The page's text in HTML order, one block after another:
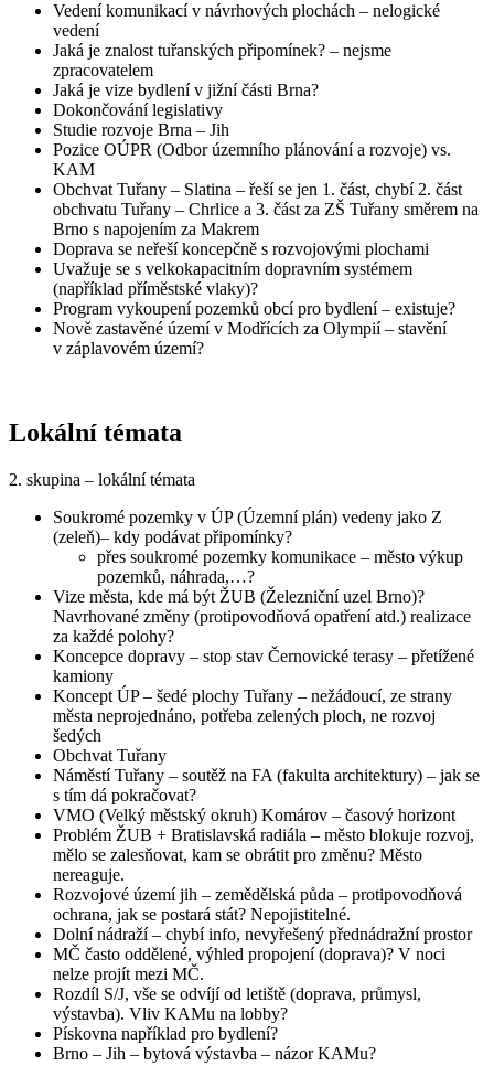
Vedení komunikací v návrhových plochách – nelogické
vedení
Jaká je znalost tuřanských připomínek? – nejsme
zpracovatelem
Jaká je vize bydlení v jižní části Brna?
Dokončování legislativy
Studie rozvoje Brna – Jih
Pozice OÚPR (Odbor územního plánování a rozvoje) vs.
KAM
Obchvat Tuřany – Slatina – řeší se jen 1. část, chybí 2. část
obchvatu Tuřany – Chrlice a 3. část za ZŠ Tuřany směrem na
Brno s napojením za Makrem
Doprava se neřeší koncepčně s rozvojovými plochami
Uvažuje se s velkokapacitním dopravním systémem
(například příměstské vlaky)?
Program vykoupení pozemků obcí pro bydlení – existuje?
Nově zastavěné území v Modřících za Olympií – stavění
v záplavovém území?
Lokální témata
2. skupina – lokální témata
Soukromé pozemky v ÚP (Územní plán) vedeny jako Z
(zeleň)– kdy podávat připomínky?
přes soukromé pozemky komunikace – město výkup
pozemků, náhrada,…?
Vize města, kde má být ŽUB (Železniční uzel Brno)?
Navrhované změny (protipovodňová opatření atd.) realizace
za každé polohy?
Koncepce dopravy – stop stav Černovické terasy – přetížené
kamiony
Koncept ÚP – šedé plochy Tuřany – nežádoucí, ze strany
města neprojednáno, potřeba zelených ploch, ne rozvoj
šedých
Obchvat Tuřany
Náměstí Tuřany – soutěž na FA (fakulta architektury) – jak se
s tím dá pokračovat?
VMO (Velký městský okruh) Komárov – časový horizont
Problém ŽUB + Bratislavská radiála – město blokuje rozvoj,
mělo se zalesňovat, kam se obrátit pro změnu? Město
nereaguje.
Rozvojové území jih – zemědělská půda – protipovodňová
ochrana, jak se postará stát? Nepojistitelné.
Dolní nádraží – chybí info, nevyřešený přednádražní prostor
MČ často oddělené, výhled propojení (doprava)? V noci
nelze projít mezi MČ.
Rozdíl S/J, vše se odvíjí od letiště (doprava, průmysl,
výstavba). Vliv KAMu na lobby?
Pískovna například pro bydlení?
Brno – Jih – bytová výstavba – názor KAMu?